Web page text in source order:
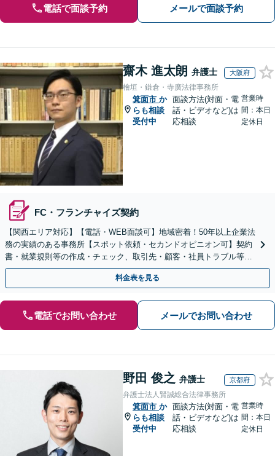
電話で面談予約 メールで面談予約
齋木 進太朗 弁護士 大阪府
檜垣・鎌倉・寺廣法律事務所
箕面市 か
らも相談
受付中
面談方法(対面・電
話・ビデオなど)は
応相談
営業時
間：本日
定休日
FC・フランチャイズ契約
【関西エリア対応】【電話・WEB面談可】地域密着！50年以上企業法
務の実績のある事務所【スポット依頼・セカンドオピニオン可】契約
書・就業規則等の作成・チェック、取引先・顧客・社員トラブル等、
お気軽にご相談ください【事前予約で休日・夜間対応】
料金表を見る
電話でお問い合わせ メールでお問い合わせ
野田 俊之 弁護士 京都府
弁護士法人賢誠総合法律事務所
箕面市 か
らも相談
受付中
面談方法(対面・電
話・ビデオなど)は
応相談
営業時
間：本日
定休日